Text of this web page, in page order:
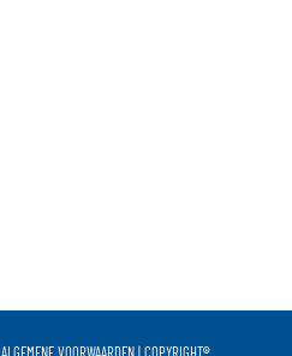
ALGEMENE VOORWAARDEN|COPYRIGHT®